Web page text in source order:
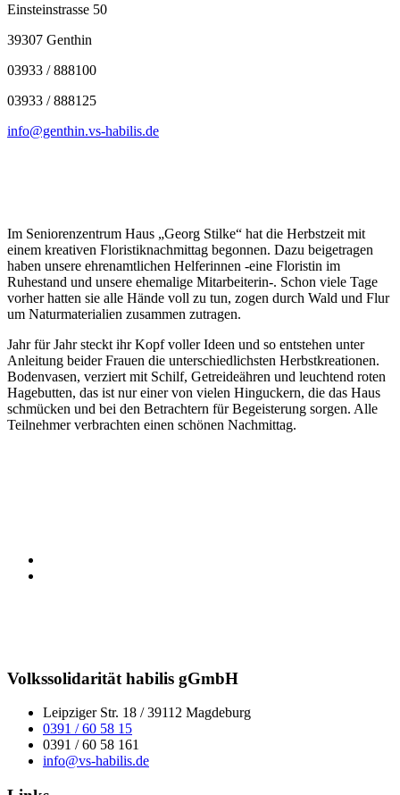
Einsteinstrasse 50
39307 Genthin
03933 / 888100
03933 / 888125
info@genthin.vs-habilis.de
Im Seniorenzentrum Haus „Georg Stilke“ hat die Herbstzeit mit
einem kreativen Floristiknachmittag begonnen. Dazu beigetragen
haben unsere ehrenamtlichen Helferinnen -eine Floristin im
Ruhestand und unsere ehemalige Mitarbeiterin-. Schon viele Tage
vorher hatten sie alle Hände voll zu tun, zogen durch Wald und Flur
um Naturmaterialien zusammen zutragen.
Jahr für Jahr steckt ihr Kopf voller Ideen und so entstehen unter
Anleitung beider Frauen die unterschiedlichsten Herbstkreationen.
Bodenvasen, verziert mit Schilf, Getreideähren und leuchtend roten
Hagebutten, das ist nur einer von vielen Hinguckern, die das Haus
schmücken und bei den Betrachtern für Begeisterung sorgen. Alle
Teilnehmer verbrachten einen schönen Nachmittag.
Volkssolidarität habilis gGmbH
Leipziger Str. 18 / 39112 Magdeburg
0391 / 60 58 15
0391 / 60 58 161
info@vs-habilis.de